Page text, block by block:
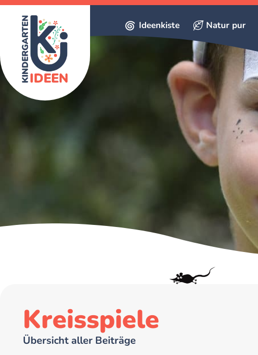
Ideenkiste Natur pur
Kreisspiele
Übersicht aller Beiträge